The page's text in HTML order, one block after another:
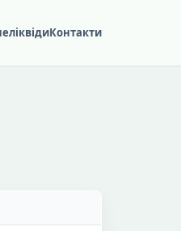
Контакти